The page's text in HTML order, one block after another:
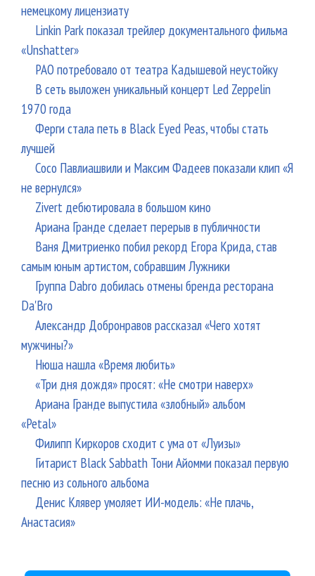
немецкому лицензиату
Linkin Park показал трейлер документального фильма
«Unshatter»
РАО потребовало от театра Кадышевой неустойку
В сеть выложен уникальный концерт Led Zeppelin
1970 года
Ферги стала петь в Black Eyed Peas, чтобы стать
лучшей
Сосо Павлиашвили и Максим Фадеев показали клип «Я
не вернулся»
Zivert дебютировала в большом кино
Ариана Гранде сделает перерыв в публичности
Ваня Дмитриенко побил рекорд Егора Крида, став
самым юным артистом, собравшим Лужники
Группа Dabro добилась отмены бренда ресторана
Da'Bro
Александр Добронравов рассказал «Чего хотят
мужчины?»
Нюша нашла «Время любить»
«Три дня дождя» просят: «Не смотри наверх»
Ариана Гранде выпустила «злобный» альбом
«Petal»
Филипп Киркоров сходит с ума от «Луизы»
Гитарист Black Sabbath Тони Айомми показал первую
песню из сольного альбома
Денис Клявер умоляет ИИ-модель: «Не плачь,
Анастасия»